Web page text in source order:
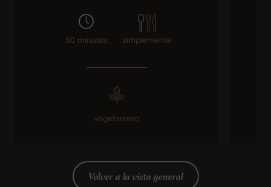
50 minutos simplemente
vegetariano
Volver a la vista general